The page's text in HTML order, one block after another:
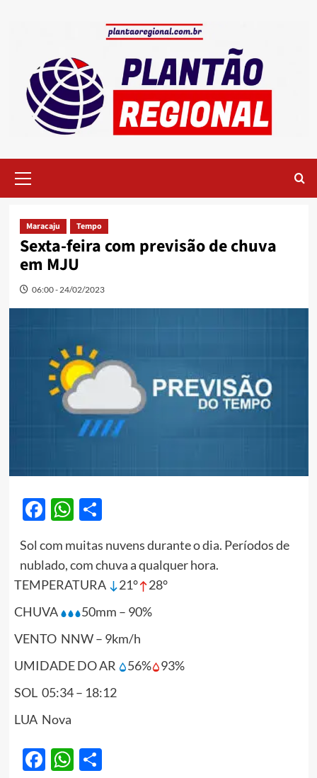
Menu
Maracaju Tempo
Sexta-feira com previsão de chuva
em MJU
06:00 - 24/02/2023
Facebook
WhatsApp
Share
Sol com muitas nuvens durante o dia. Períodos de
nublado, com chuva a qualquer hora.
TEMPERATURA
21°
28°
CHUVA
50mm – 90%
VENTO NNW – 9km/h
UMIDADE DO AR
56%
93%
SOL 05:34 – 18:12
LUA Nova
Facebook
WhatsApp
Share